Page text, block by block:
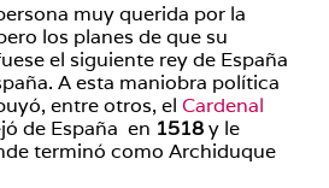
muy querida por la
los planes de que su
el siguiente rey de España
A esta maniobra política
entre otros, el Cardenal
de España en 1518y le
terminó como Archiduque